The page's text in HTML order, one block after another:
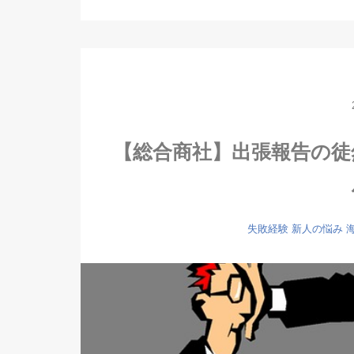
【総合商社】出張報告の
失敗経験 新人の悩み